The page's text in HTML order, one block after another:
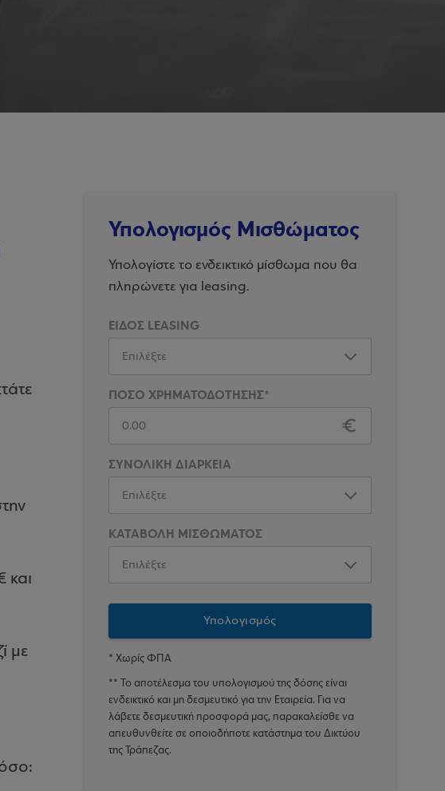
και
με
Υπολογισμός Μισθώματος
Υπολογίστε το ενδεικτικό μίσθωμα που θα
πληρώνετε για leasing.
ΕΙΔΟΣ LEASING
ΠΟΣΟ ΧΡΗΜΑΤΟΔΟΤΗΣΗΣ*
ΣΥΝΟΛΙΚΗ ΔΙΑΡΚΕΙΑ
ΚΑΤΑΒΟΛΗ ΜΙΣΘΩΜΑΤΟΣ
* Χωρίς ΦΠΑ
** Το αποτέλεσμα του υπολογισμού της δόσης είναι
ενδεικτικό και μη δεσμευτικό για την Εταιρεία. Για να
λάβετε δεσμευτική προσφορά μας, παρακαλείσθε να
απευθυνθείτε σε οποιοδήποτε κατάστημα του Δικτύου
της Τράπεζας.